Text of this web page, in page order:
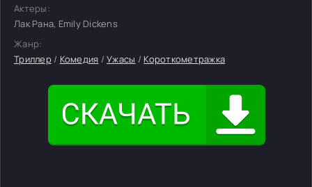
Актеры:
Лак Рана, Emily Dickens
Жанр:
Триллер/ Комедия /Ужасы / Короткометражка